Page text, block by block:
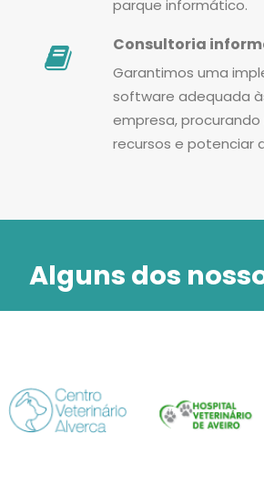
parque informático.
Consultoria
Garantimos uma
software adequada
empresa, procurando
recursos e potenciar
Alguns dos